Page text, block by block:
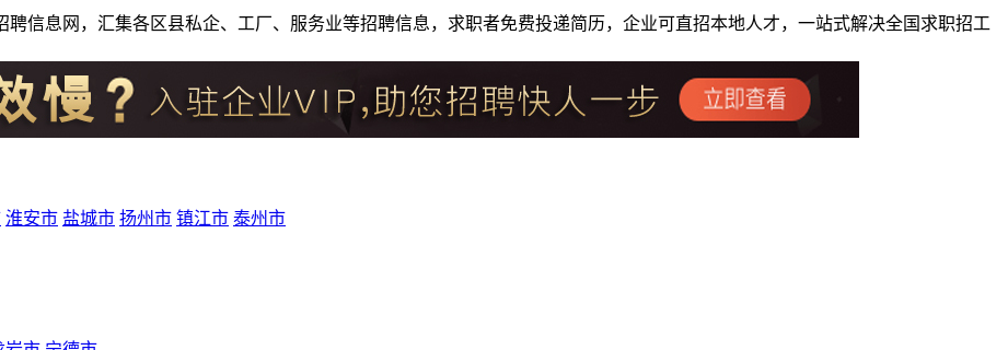
信息网，汇集各区县私企、工厂、服务业等招聘信息，求职者免费投递简历，企业可直招本地人才，一站式解决全国求职招工
淮安市 盐城市 扬州市 镇江市 泰州市